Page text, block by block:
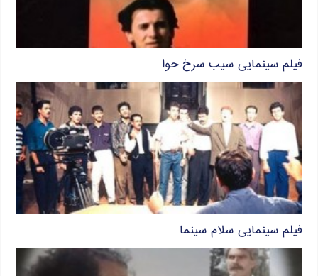
فیلم سینمایی سیب سرخ حوا
فیلم سینمایی سلام سینما